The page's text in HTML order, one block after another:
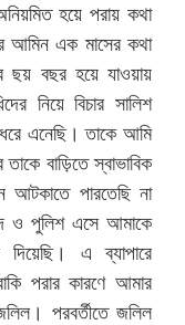
হয়ে পরায় কথা
আমিন এক মাসের কথা
ছয় বছর হয়ে যাওয়ায়
নিয়ে বিচার সালিশ
এনেছি। তাকে আমি
বাড়িতে স্বাভাবিক
আটকাতে পারতেছি না
ও পুলিশ এসে আমাকে
এ ব্যাপারে
পরার কারণে আমার
পরবর্তীতে জলিল